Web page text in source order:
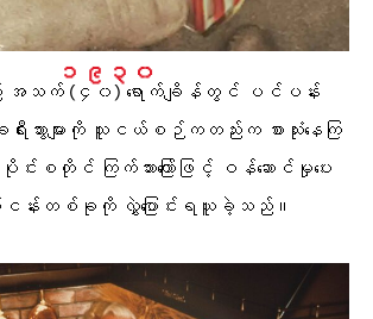
၁၉၃၀
အသက် (၄၀) ရောက်ချိန်တွင် ပင်ပန်း
ရီးသွားများကို သူငယ်စဉ်ကတည်းက စားသုံးနေကြ
င်းစတိုင် ကြက်သားကြော်ဖြင့် ဝန်ဆောင်မှုပေး
န်းတစ်ခုကို လွှဲပြောင်းရယူခဲ့သည်။